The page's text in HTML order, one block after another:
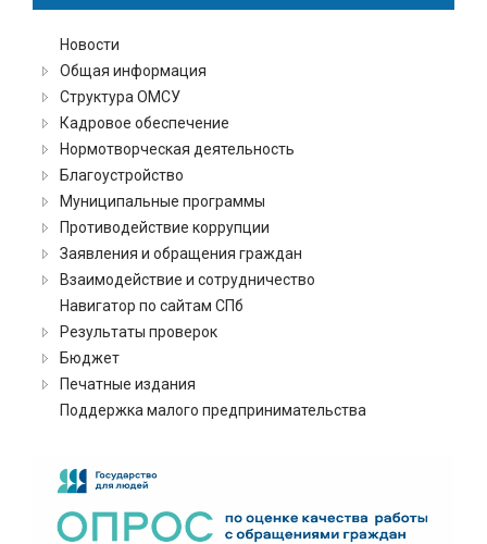
Новости
Общая информация
Структура ОМСУ
Кадровое обеспечение
Нормотворческая деятельность
Благоустройство
Муниципальные программы
Противодействие коррупции
Заявления и обращения граждан
Взаимодействие и сотрудничество
Навигатор по сайтам СПб
Результаты проверок
Бюджет
Печатные издания
Поддержка малого предпринимательства